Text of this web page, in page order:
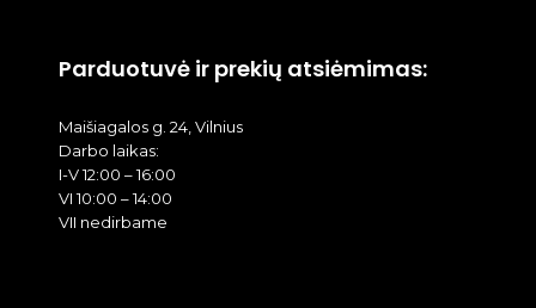
Parduotuvė ir prekių atsiėmimas:
Maišiagalos g. 24, Vilnius
Darbo laikas:
I-V 12:00 – 16:00
VI 10:00 – 14:00
VII nedirbame